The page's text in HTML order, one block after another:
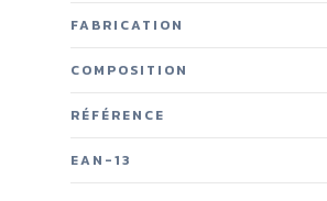
FABRICATION
COMPOSITION
RÉFÉRENCE
EAN-13